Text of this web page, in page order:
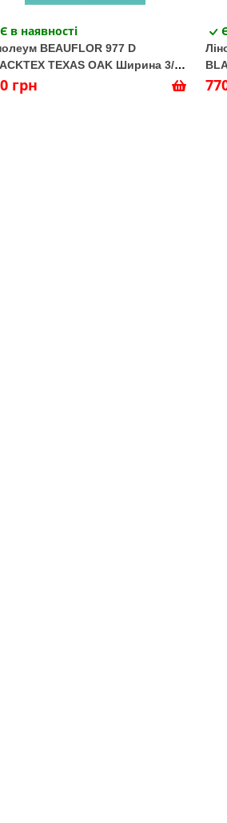
Є в наявності
BEAUFLOR 977 D
TEXAS OAK Ширина 3/4
грн
м